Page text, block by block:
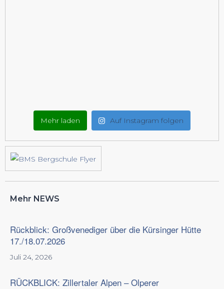
Mehr laden Auf Instagram folgen
Mehr NEWS
Rückblick: Großvenediger über die Kürsinger Hütte
17./18.07.2026
Juli 24, 2026
RÜCKBLICK: Zillertaler Alpen – Olperer